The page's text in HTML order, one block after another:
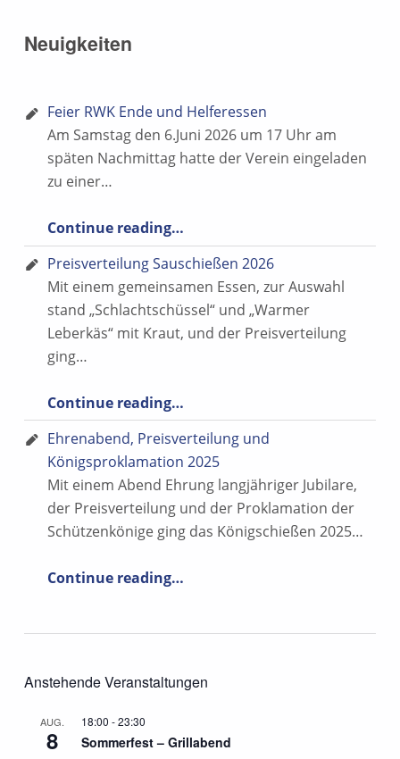
Neuigkeiten
Feier RWK Ende und Helferessen
Am Samstag den 6.Juni 2026 um 17 Uhr am
späten Nachmittag hatte der Verein eingeladen
zu einer…
Continue reading…
Preisverteilung Sauschießen 2026
Mit einem gemeinsamen Essen, zur Auswahl
stand „Schlachtschüssel“ und „Warmer
Leberkäs“ mit Kraut, und der Preisverteilung
ging…
Continue reading…
Ehrenabend, Preisverteilung und
Königsproklamation 2025
Mit einem Abend Ehrung langjähriger Jubilare,
der Preisverteilung und der Proklamation der
Schützenkönige ging das Königschießen 2025…
Continue reading…
Anstehende Veranstaltungen
AUG.
8
18:00 -23:30
Sommerfest – Grillabend